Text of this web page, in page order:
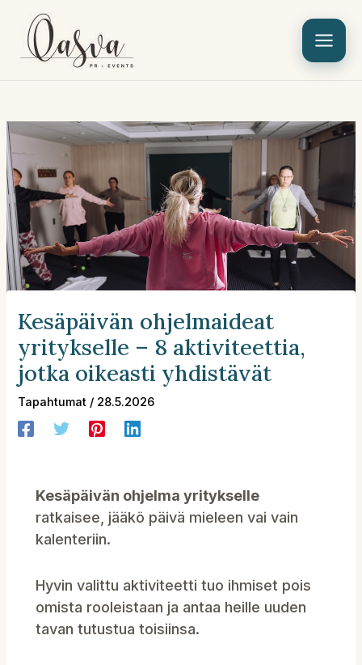
sisältöön
Kesäpäivän ohjelmaideat
yritykselle – 8 aktiviteettia,
jotka oikeasti yhdistävät
Tapahtumat / 28.5.2026
Kesäpäivän ohjelma yritykselle
ratkaisee, jääkö päivä mieleen vai vain
kalenteriin.
Hyvin valittu aktiviteetti tuo ihmiset pois
omista rooleistaan ja antaa heille uuden
tavan tutustua toisiinsa.